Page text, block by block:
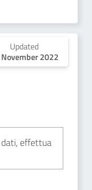
Updated
2022
dati, effettua